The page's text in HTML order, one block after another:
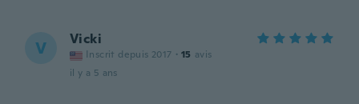
V Vicki
Inscrit depuis 2017 · 15 avis
il y a 5 ans